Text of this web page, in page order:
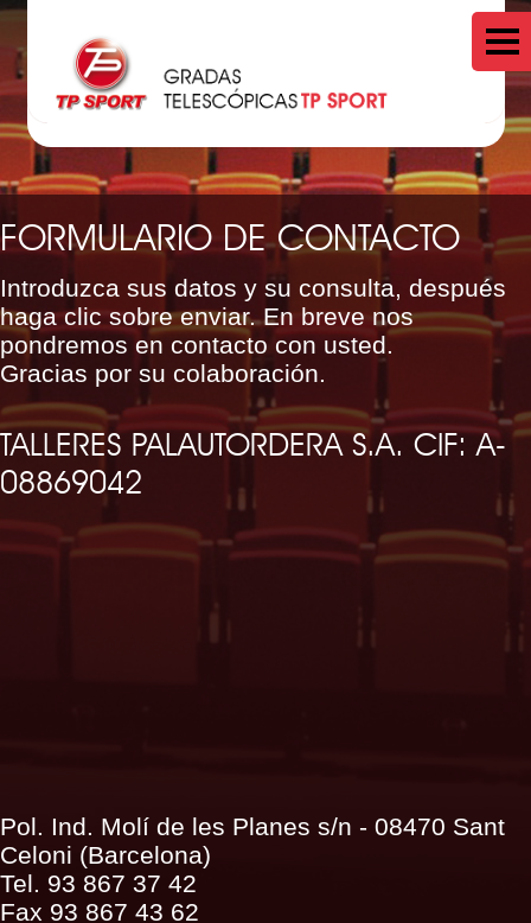
FORMULARIO DE CONTACTO
Introduzca sus datos y su consulta, después
haga clic sobre enviar. En breve nos
pondremos en contacto con usted.
Gracias por su colaboración.
TALLERES PALAUTORDERA S.A. CIF: A-
08869042
Pol. Ind. Molí­ de les Planes s/n - 08470 Sant
Celoni (Barcelona)
Tel. 93 867 37 42
Fax 93 867 43 62